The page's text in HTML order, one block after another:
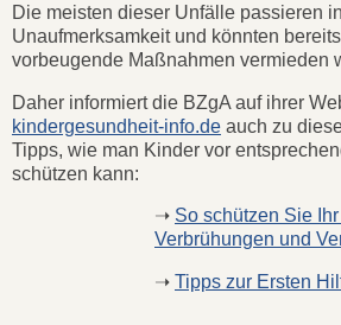
Die meisten dieser Unfälle passieren
Unaufmerksamkeit und könnten
vorbeugende Maßnahmen vermieden
Daher informiert die BZgA auf ihrer
kindergesundheit-info.de auch zu
Tipps, wie man Kinder vor
schützen kann:
➝ So schützen Sie
Verbrühungen und
➝ Tipps zur Ersten